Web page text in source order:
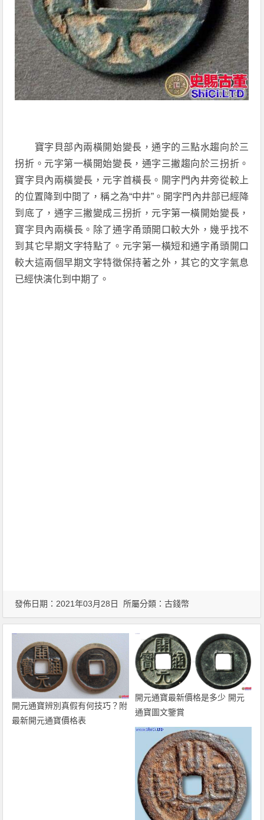
寶字貝部內兩橫開始變長，通字的三點水趨向於三
拐折。元字第一橫開始變長，通字三撇趨向於三拐折。
寶字貝內兩橫變長，元字首橫長。開字門內井旁從較上
的位置降到中間了，稱之為“中井”。開字門內井部已經降
到底了，通字三撇變成三拐折，元字第一橫開始變長，
寶字貝內兩橫長。除了通字甬頭開口較大外，幾乎找不
到其它早期文字特點了。元字第一橫短和通字甬頭開口
較大這兩個早期文字特徵保持著之外，其它的文字氣息
已經快演化到中期了。
發佈日期：2021年03月28日 所屬分類：古錢幣
開元通寶辨別真假有何技巧？附
最新開元通寶價格表
開元通寶最新價格是多少 開元
通寶圖文鑒賞